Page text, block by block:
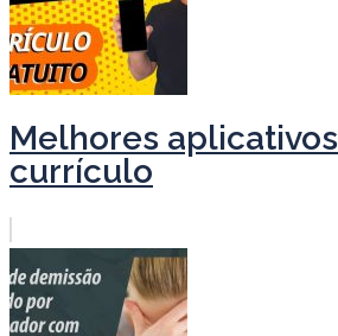
Melhores
currículo